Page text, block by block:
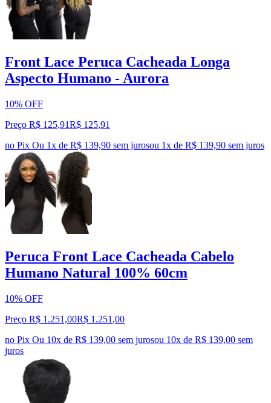
Front Lace Peruca Cacheada Longa
Aspecto Humano - Aurora
10% OFF
Preço R$ 125,91R$ 125,91
no Pix Ou 1x de R$ 139,90 sem jurosou 1x de R$ 139,90 sem juros
Peruca Front Lace Cacheada Cabelo
Humano Natural 100% 60cm
10% OFF
Preço R$ 1.251,00R$ 1.251 ,00
no Pix Ou 10x de R$ 139,00 sem jurosou 10x de R$ 139,00 sem
juros